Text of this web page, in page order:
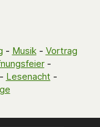
- Musik- Vortrag
-
- Lesenacht -